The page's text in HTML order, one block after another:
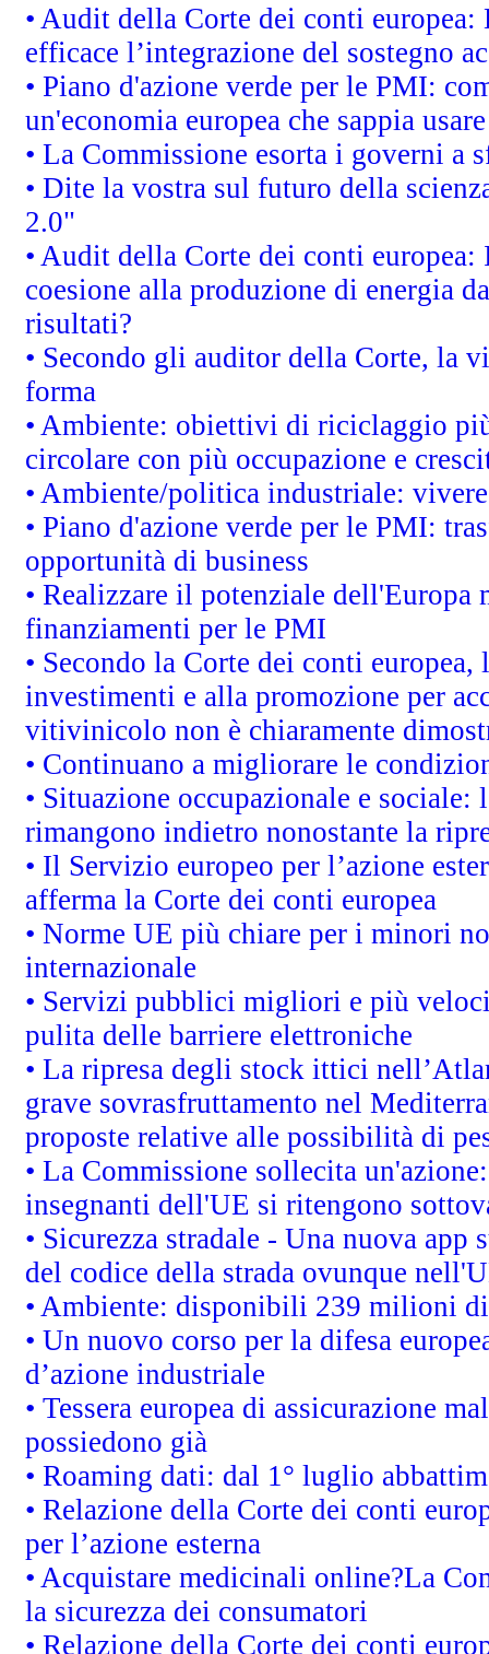
• Audit della Corte dei conti
efficace l’integrazione del sostegno
• Piano d'azione verde per le PMI:
un'economia europea che sappia
• La Commissione esorta i governi
• Dite la vostra sul futuro della
2.0"
• Audit della Corte dei conti
coesione alla produzione di energia
risultati?
• Secondo gli auditor della Corte, la
forma
• Ambiente: obiettivi di riciclaggio
circolare con più occupazione e
• Ambiente/politica industriale:
• Piano d'azione verde per le PMI:
opportunità di business
• Realizzare il potenziale
finanziamenti per le PMI
• Secondo la Corte dei conti
investimenti e alla promozione per
vitivinicolo non è chiaramente
• Continuano a migliorare le
• Situazione occupazionale e
rimangono indietro nonostante la
• Il Servizio europeo per l’azione
afferma la Corte dei conti europea
• Norme UE più chiare per i minori
internazionale
• Servizi pubblici migliori e più
pulita delle barriere elettroniche
• La ripresa degli stock ittici
grave sovrasfruttamento nel
proposte relative alle possibilità di
• La Commissione sollecita
insegnanti dell'UE si ritengono
• Sicurezza stradale - Una nuova
del codice della strada ovunque
• Ambiente: disponibili 239 milioni
• Un nuovo corso per la difesa
d’azione industriale
• Tessera europea di assicurazione
possiedono già
• Roaming dati: dal 1° luglio
• Relazione della Corte dei conti
per l’azione esterna
• Acquistare medicinali online?La
la sicurezza dei consumatori
• Relazione della Corte dei conti